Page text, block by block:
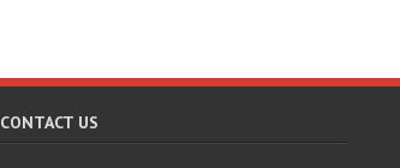
CONTACT US